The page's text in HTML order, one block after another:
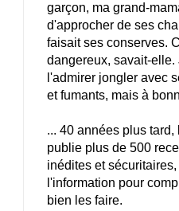
garçon, ma grand-
d'approcher de ses
faisait ses conserves.
dangereux, savait-elle.
l'admirer jongler avec
et fumants, mais à
... 40 années plus tard,
publie plus de 500
inédites et sécuritaires,
l'information pour
bien les faire.